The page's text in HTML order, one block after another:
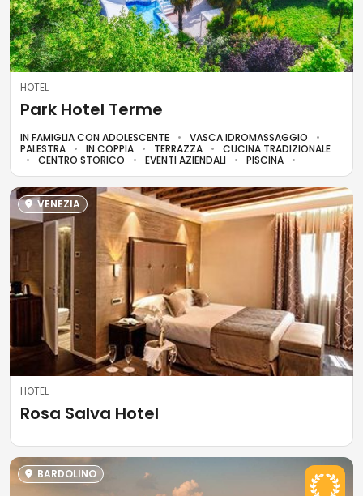
HOTEL
Park Hotel Terme
IN FAMIGLIA CON ADOLESCENTE
VASCA IDROMASSAGGIO
PALESTRA
IN COPPIA TERRAZZA
CUCINA TRADIZIONALE
CENTRO STORICO
EVENTI AZIENDALI PISCINA
VENEZIA
HOTEL
Rosa Salva Hotel
BARDOLINO